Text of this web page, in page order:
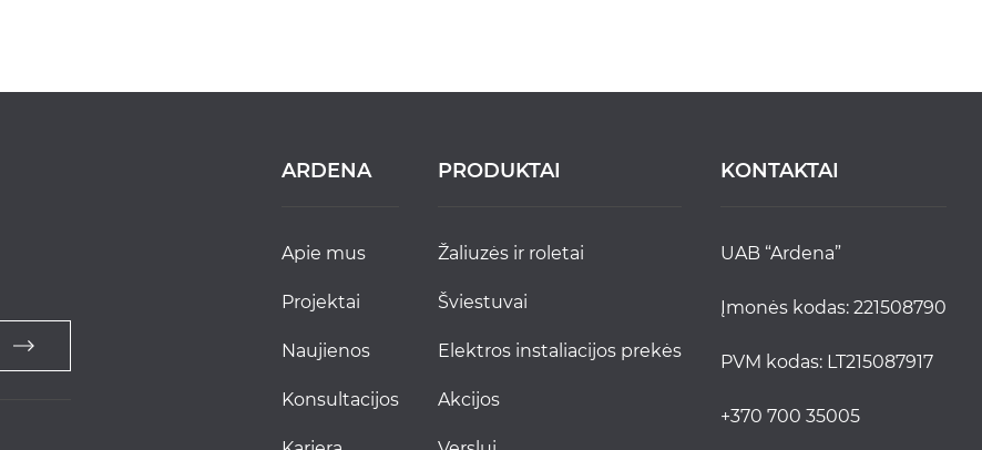
ARDENA
apie mus
projektai
naujienos
konsultacijos
PRODUKTAI
žaliuzės ir roletai
šviestuvai
elektros instaliacijos prekės
akcijos
KONTAKTAI
UAB “Ardena”
Įmonės kodas: 221508790
PVM kodas: LT215087917
+370 700 35005